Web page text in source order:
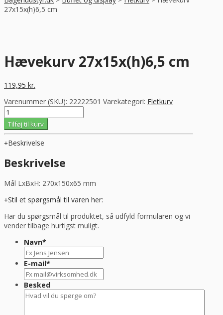
27x15x(h)6,5 cm
Hævekurv 27x15x(h)6,5 cm
119,95 kr.
Varenummer (SKU): 22222501 Varekategori: Fletkurv
Hævekurv
27x15x(h)6,5
cm
antal
Tilføj til kurv
Beskrivelse
Beskrivelse
Mål LxBxH: 270x150x65 mm
Stil et spørgsmål til varen her:
Har du spørgsmål til produktet, så udfyld formularen og vi
vender tilbage hurtigst muligt.
Navn*
E-mail*
Besked